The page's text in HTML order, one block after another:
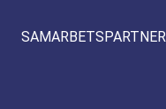
SAMARBETSPARTNER